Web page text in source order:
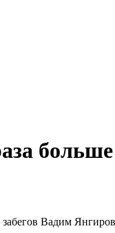
Вадим